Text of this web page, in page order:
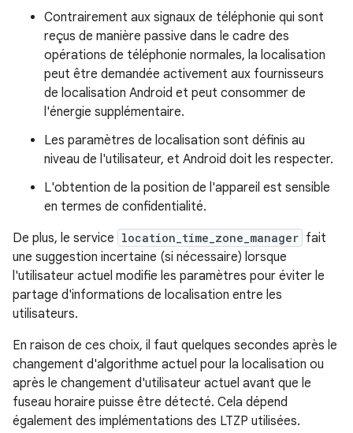
Contrairement aux signaux de téléphonie qui sont
reçus de manière passive dans le cadre des
opérations de téléphonie normales, la localisation
peut être demandée activement aux fournisseurs
de localisation Android et peut consommer de
l'énergie supplémentaire.
Les paramètres de localisation sont définis au
niveau de l'utilisateur, et Android doit les respecter.
L'obtention de la position de l'appareil est sensible
en termes de confidentialité.
De plus, le service location_time_zone_manager fait
une suggestion incertaine (si nécessaire) lorsque
l'utilisateur actuel modifie les paramètres pour éviter le
partage d'informations de localisation entre les
utilisateurs.
En raison de ces choix, il faut quelques secondes après le
changement d'algorithme actuel pour la localisation ou
après le changement d'utilisateur actuel avant que le
fuseau horaire puisse être détecté. Cela dépend
également des implémentations des LTZP utilisées.